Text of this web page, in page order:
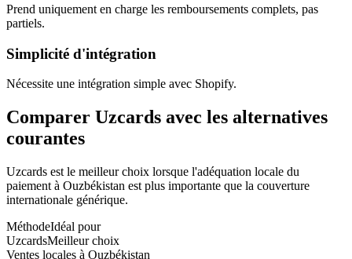
Prend uniquement en charge les remboursements complets, pas
partiels.
Simplicité d'intégration
Nécessite une intégration simple avec Shopify.
Comparer Uzcards avec les alternatives
courantes
Uzcards est le meilleur choix lorsque l'adéquation locale du
paiement à Ouzbékistan est plus importante que la couverture
internationale générique.
MéthodeIdéal pour
UzcardsMeilleur choix
Ventes locales à Ouzbékistan